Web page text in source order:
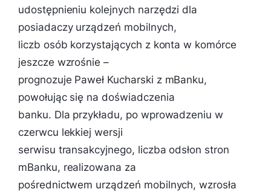
udostępnieniu kolejnych narzędzi dla
posiadaczy urządzeń mobilnych,
liczb osób korzystających z konta w komórce
jeszcze wzrośnie –
prognozuje Paweł Kucharski z mBanku,
powołując się na doświadczenia
banku. Dla przykładu, po wprowadzeniu w
czerwcu lekkiej wersji
serwisu transakcyjnego, liczba odsłon stron
mBanku, realizowana za
pośrednictwem urządzeń mobilnych, wzrosła